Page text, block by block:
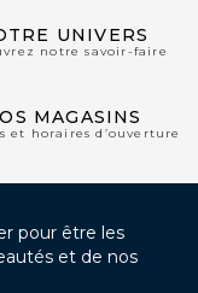
UNIVERS
notre savoir-faire
MAGASINS
et horaires d’ouverture
pour être les
et de nos